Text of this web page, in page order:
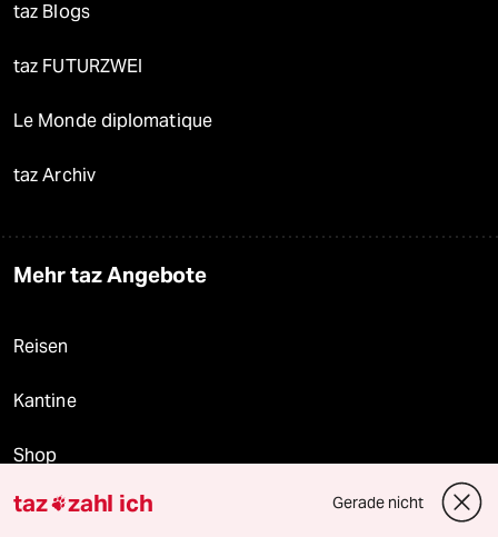
taz Blogs
taz FUTURZWEI
Le Monde diplomatique
taz Archiv
Mehr taz Angebote
Reisen
Kantine
Shop
Anzeigen
taz zahl ich Gerade nicht